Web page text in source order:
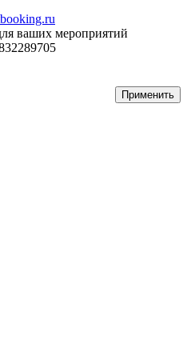
ваших мероприятий
Применить